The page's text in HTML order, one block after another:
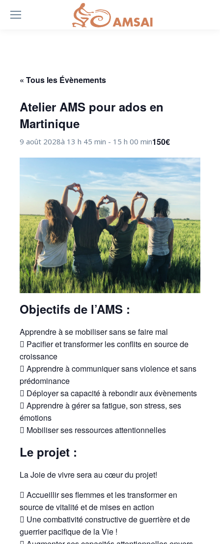
« Tous les Évènements
Atelier AMS pour ados en
Martinique
9 août 2028à 13 h 45 min - 15 h 00 min150€
Objectifs de l’AMS :
Apprendre à se mobiliser sans se faire mal
 Pacifier et transformer les conflits en source de
croissance
 Apprendre à communiquer sans violence et sans
prédominance
 Déployer sa capacité à rebondir aux évènements
 Apprendre à gérer sa fatigue, son stress, ses
émotions
 Mobiliser ses ressources attentionnelles
Le projet :
La Joie de vivre sera au cœur du projet!
 Accueillir ses flemmes et les transformer en
source de vitalité et de mises en action
 Une combativité constructive de guerrière et de
guerrier pacifique de la Vie !